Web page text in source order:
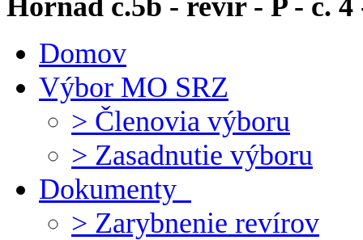
Hornád č.5b - revír - P - č.
Domov
Výbor MO SRZ
> Členovia výboru
> Zasadnutie výboru
Dokumenty
> Zarybnenie revírov